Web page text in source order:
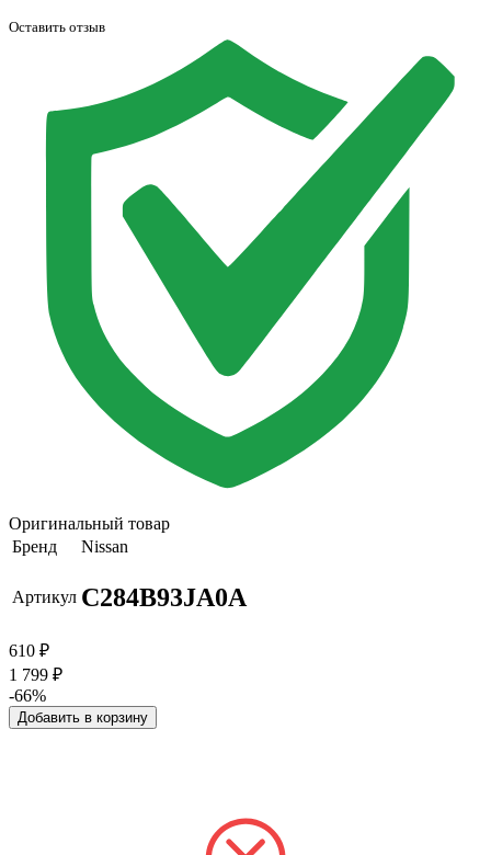
Оставить отзыв
Оригинальный товар
Бренд
Nissan
Артикул C284B93JA0A
610 ₽
1 799 ₽
-66%
Добавить в корзину